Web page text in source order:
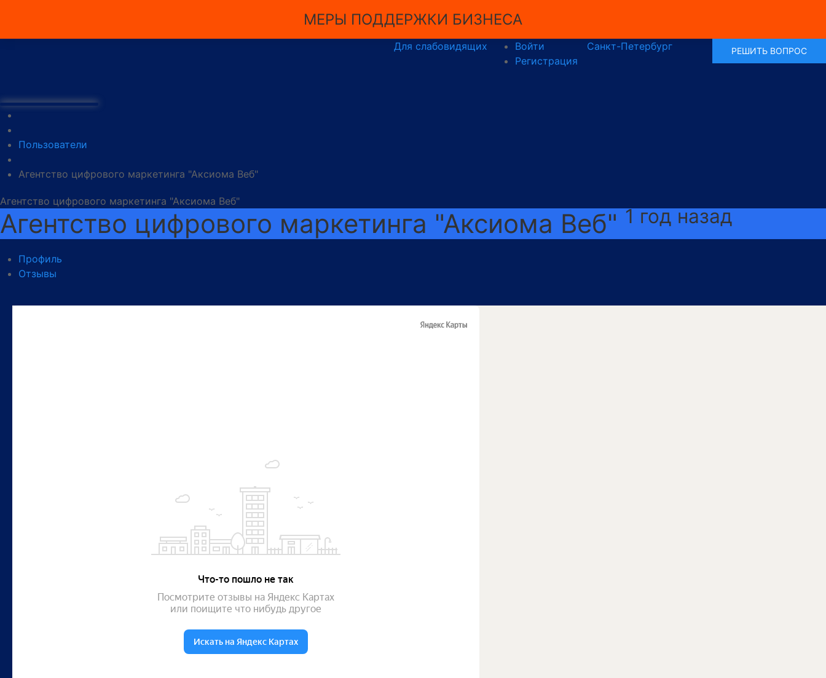
МЕРЫ ПОДДЕРЖКИ БИЗНЕСА
Для слабовидящих
Войти
Регистрация
Санкт-Петербург РЕШИТЬ ВОПРОС
Пользователи
Агентство цифрового маркетинга "Аксиома Веб"
Агентство цифрового маркетинга "Аксиома Веб"
Агентство цифрового маркетинга "Аксиома Веб" 1 год назад
Профиль
Отзывы